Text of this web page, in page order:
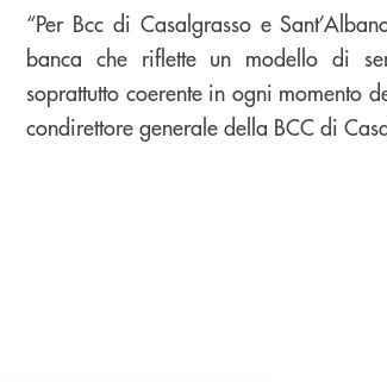
“Per Bcc di Casalgrasso e
banca che riflette un modello di
soprattutto coerente in ogni momento
condirettore generale della BCC di